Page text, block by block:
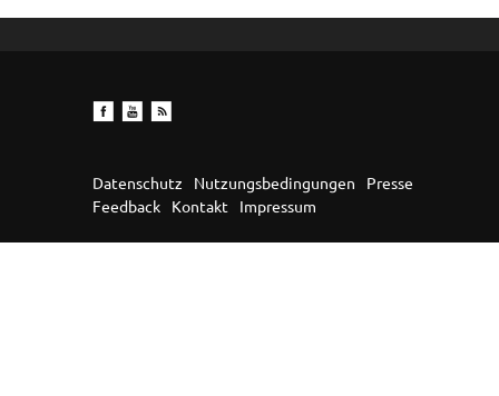
Datenschutz Nutzungsbedingungen
Presse
Feedback
Kontakt Impressum